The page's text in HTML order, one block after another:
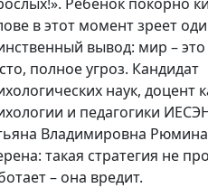
в этот момент зреет
вывод: мир –
полное угроз. Кандидат
наук, доцент
и педагогики
Владимировна Рюмина
такая стратегия не
– она вредит.